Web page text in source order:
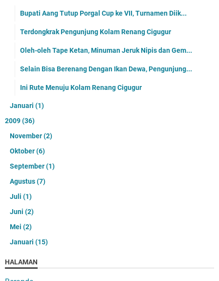
Bupati Aang Tutup Porgal Cup ke VII, Turnamen Diik...
Terdongkrak Pengunjung Kolam Renang Cigugur
Oleh-oleh Tape Ketan, Minuman Jeruk Nipis dan Gem...
Selain Bisa Berenang Dengan Ikan Dewa, Pengunjung...
Ini Rute Menuju Kolam Renang Cigugur
Januari (1)
2009(36)
November(2)
Oktober(6)
September(1)
Agustus(7)
Juli (1)
Juni (2)
Mei (2)
Januari (15)
HALAMAN